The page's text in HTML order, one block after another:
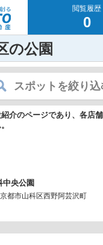
閲覧履歴
0
の公園
スポットを絞り込
介のページであり、各店
中央公園
都市山科区西野阿芸沢町